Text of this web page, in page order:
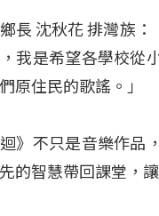
長 沈秋花 排灣族
我是希望各學校從
原住民的歌謠。」
迴》不只是音樂作品
的智慧帶回課堂，